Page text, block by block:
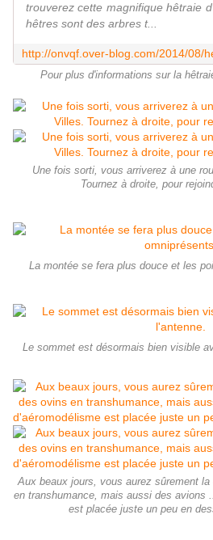
trouverez cette magnifique hêtraie
hêtres sont des arbres t...
Pour plus d'informations sur la
Une fois sorti, vous arriverez à une
Tournez à droite, pour
La montée se fera plus douce et les
Le sommet est désormais bien visible
Aux beaux jours, vous aurez sûrement
en transhumance, mais aussi des avions
est placée juste un peu en